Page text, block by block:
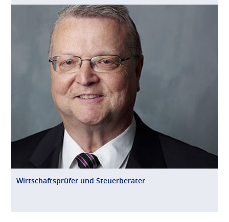
Wirtschaftsprüfer und Steuerberater